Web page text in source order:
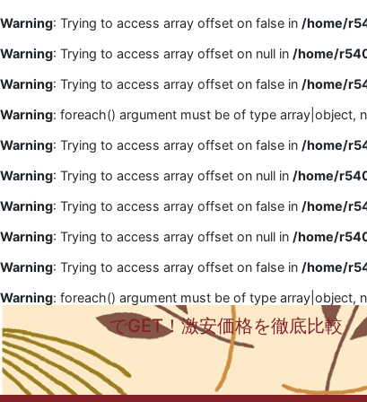
Warning: Trying to access array offset on false in /home/
Warning: Trying to access array offset on null in /home/
Warning: Trying to access array offset on false in /home/
Warning: foreach() argument must be of type array|object,
Warning: Trying to access array offset on false in /home/
Warning: Trying to access array offset on null in /home/
Warning: Trying to access array offset on false in /home/
Warning: Trying to access array offset on null in /home/
Warning: Trying to access array offset on false in /home/
Warning: foreach() argument must be of type array|object,
でGET！激安価格を徹底比較